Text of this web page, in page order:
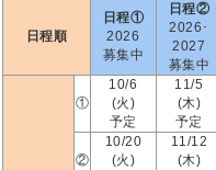
日程順
日程①
2026
募集中
日程②
2026･
2027
募集中
①
10/6
(火)
予定
11/5
(木)
予定
②
10/20
(火)
11/12
(木)